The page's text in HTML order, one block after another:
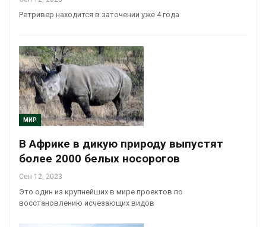
Ретривер находится в заточении уже 4 года
МИР
В Африке в дикую природу выпустят
более 2000 белых носорогов
Сен 12, 2023
Это один из крупнейших в мире проектов по
восстановлению исчезающих видов